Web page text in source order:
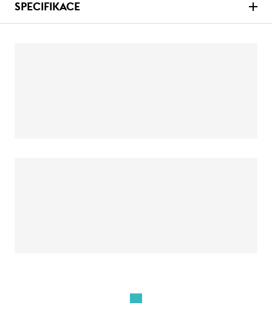
SPECIFIKACE